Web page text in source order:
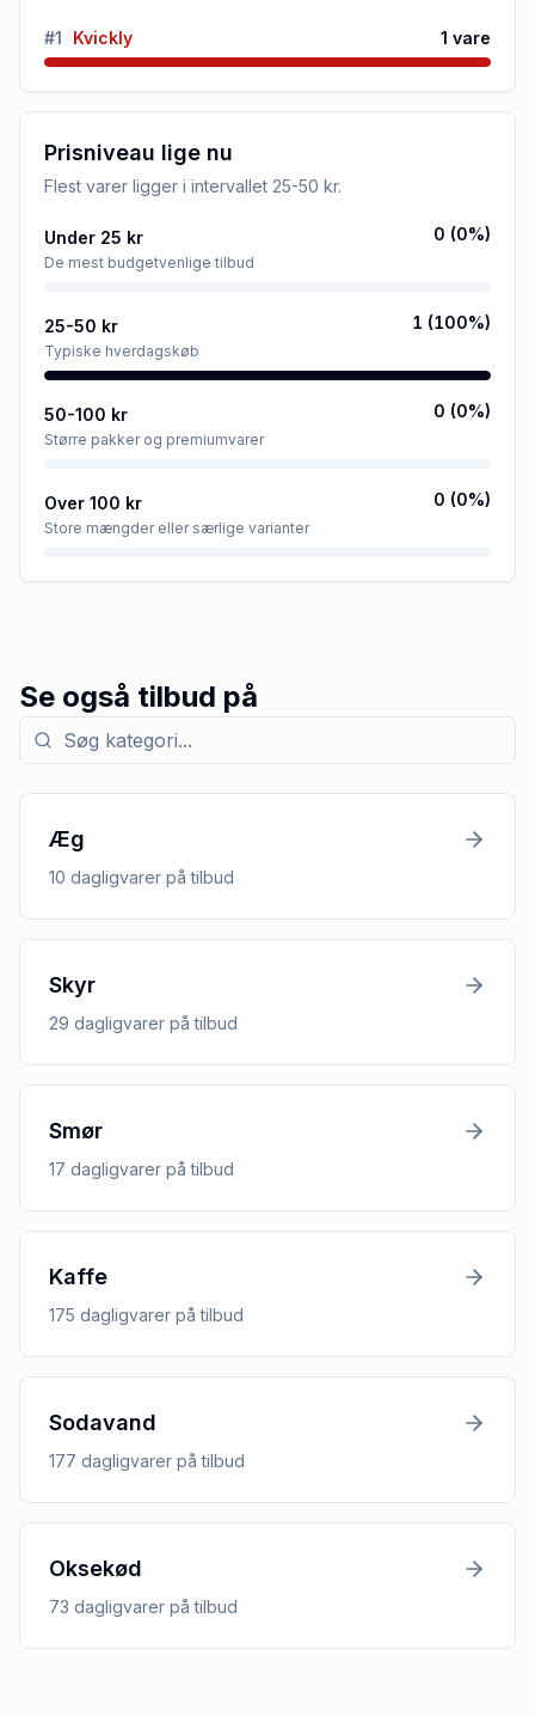
#1 Kvickly 1 vare
Prisniveau lige nu
Flest varer ligger i intervallet 25-50 kr.
Under 25 kr
De mest budgetvenlige tilbud
0 (0%)
25-50 kr
Typiske hverdagskøb
1 (100%)
50-100 kr
Større pakker og premiumvarer
0 (0%)
Over 100 kr
Store mængder eller særlige varianter
0 (0%)
Se også tilbud på
Søg efter kategori med tilbud
Æg
10 dagligvarer på tilbud
Skyr
29 dagligvarer på tilbud
Smør
17 dagligvarer på tilbud
Kaffe
175 dagligvarer på tilbud
Sodavand
177 dagligvarer på tilbud
Oksekød
73 dagligvarer på tilbud